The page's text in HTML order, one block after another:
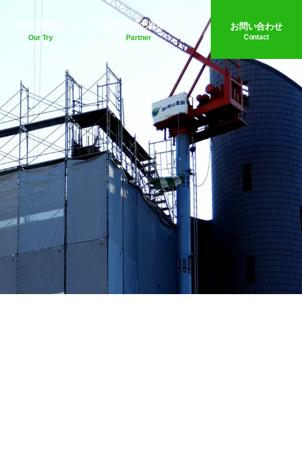
独自の取組み
Our Try
協力会社の皆様へ
Partner
お問い合わせ
Contact